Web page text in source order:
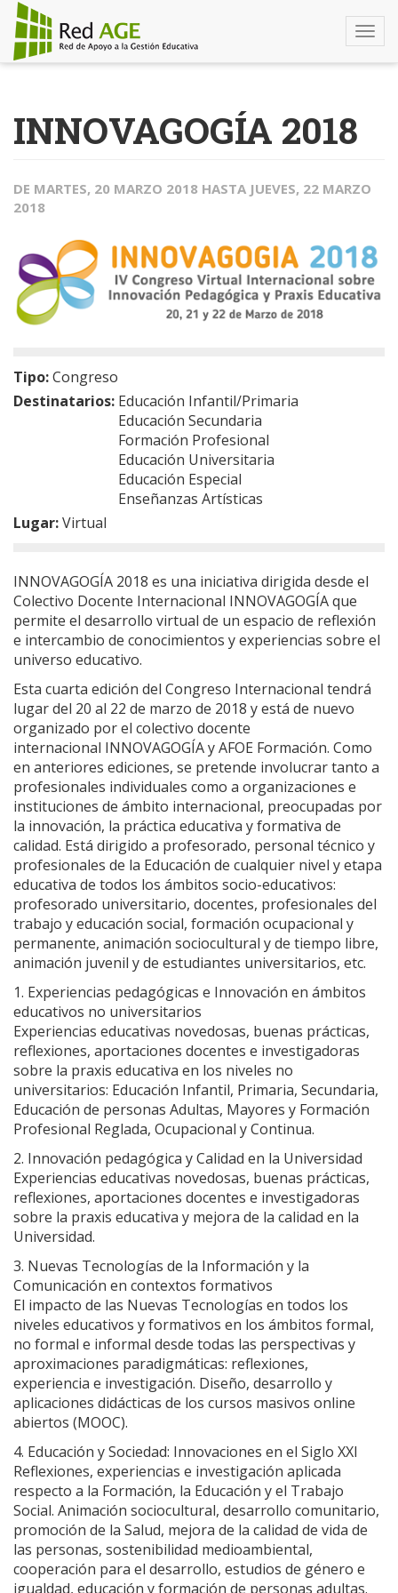
contenido
principal
INNOVAGOGÍA 2018
DE MARTES, 20 MARZO 2018 HASTA JUEVES, 22 MARZO
2018
Tipo:Congreso
Destinatarios: Educación Infantil/Primaria
Educación Secundaria
Formación Profesional
Educación Universitaria
Educación Especial
Enseñanzas Artísticas
Lugar:Virtual
INNOVAGOGÍA 2018 es una iniciativa dirigida desde el
Colectivo Docente Internacional INNOVAGOGÍA que
permite el desarrollo virtual de un espacio de reflexión
e intercambio de conocimientos y experiencias sobre el
universo educativo.
Esta cuarta edición del Congreso Internacional tendrá
lugar del 20 al 22 de marzo de 2018 y está de nuevo
organizado por el colectivo docente
internacional INNOVAGOGÍA y AFOE Formación. Como
en anteriores ediciones, se pretende involucrar tanto a
profesionales individuales como a organizaciones e
instituciones de ámbito internacional, preocupadas por
la innovación, la práctica educativa y formativa de
calidad. Está dirigido a profesorado, personal técnico y
profesionales de la Educación de cualquier nivel y etapa
educativa de todos los ámbitos socio-educativos:
profesorado universitario, docentes, profesionales del
trabajo y educación social, formación ocupacional y
permanente, animación sociocultural y de tiempo libre,
animación juvenil y de estudiantes universitarios, etc.
1. Experiencias pedagógicas e Innovación en ámbitos
educativos no universitarios
Experiencias educativas novedosas, buenas prácticas,
reflexiones, aportaciones docentes e investigadoras
sobre la praxis educativa en los niveles no
universitarios: Educación Infantil, Primaria, Secundaria,
Educación de personas Adultas, Mayores y Formación
Profesional Reglada, Ocupacional y Continua.
2. Innovación pedagógica y Calidad en la Universidad
Experiencias educativas novedosas, buenas prácticas,
reflexiones, aportaciones docentes e investigadoras
sobre la praxis educativa y mejora de la calidad en la
Universidad.
3. Nuevas Tecnologías de la Información y la
Comunicación en contextos formativos
El impacto de las Nuevas Tecnologías en todos los
niveles educativos y formativos en los ámbitos formal,
no formal e informal desde todas las perspectivas y
aproximaciones paradigmáticas: reflexiones,
experiencia e investigación. Diseño, desarrollo y
aplicaciones didácticas de los cursos masivos online
abiertos (MOOC).
4. Educación y Sociedad: Innovaciones en el Siglo XXI
Reflexiones, experiencias e investigación aplicada
respecto a la Formación, la Educación y el Trabajo
Social. Animación sociocultural, desarrollo comunitario,
promoción de la Salud, mejora de la calidad de vida de
las personas, sostenibilidad medioambiental,
cooperación para el desarrollo, estudios de género e
igualdad, educación y formación de personas adultas.